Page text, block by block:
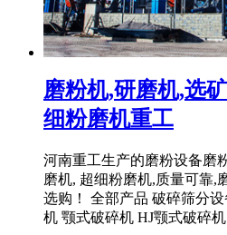
磨粉机,研磨机,选
细粉磨机重工
河南重工生产的磨粉设备磨
磨机, 超细粉磨机,质量可靠,
选购！ 全部产品 破碎筛分
机 颚式破碎机 HJ颚式破碎